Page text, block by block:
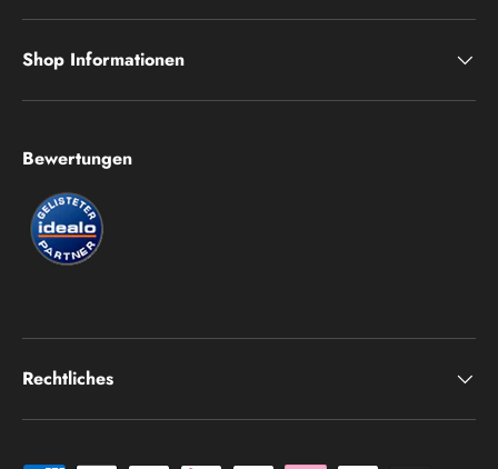
Shop Informationen
Bewertungen
Rechtliches